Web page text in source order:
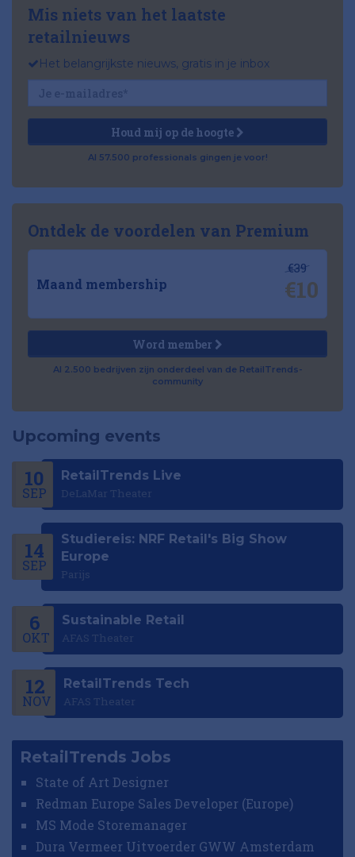
Mis niets van het laatste
retailnieuws
Het belangrijkste nieuws, gratis in je inbox
Houd mij op de hoogte
Al 57.500 professionals gingen je voor!
Ontdek de voordelen van Premium
Maand membership
€39
€10
Word member
Al 2.500 bedrijven zijn onderdeel van de RetailTrends-
community
Upcoming events
10
SEP
RetailTrends Live
DeLaMar Theater
14
SEP
Studiereis: NRF Retail's Big Show
Europe
Parijs
6
OKT
Sustainable Retail
AFAS Theater
12
NOV
RetailTrends Tech
AFAS Theater
RetailTrends Jobs
State of Art Designer
Redman Europe Sales Developer (Europe)
MS Mode Storemanager
Dura Vermeer Uitvoerder GWW Amsterdam